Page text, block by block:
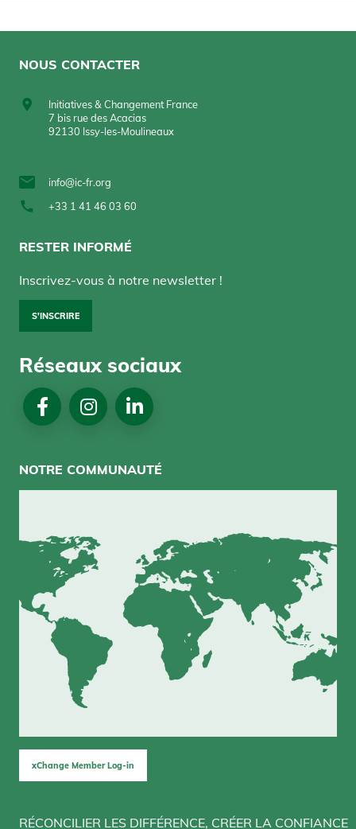
NOUS CONTACTER
Initiatives & Changement France
7 bis rue des Acacias
92130 Issy-les-Moulineaux
info@ic-fr.org
+33 1 41 46 03 60
RESTER INFORMÉ
Inscrivez-vous à notre newsletter !
S'INSCRIRE
Réseaux sociaux
NOTRE COMMUNAUTÉ
xChange Member Log-in
RÉCONCILIER LES DIFFÉRENCE, CRÉER LA CONFIANCE